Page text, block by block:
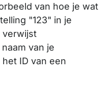
van hoe je wat
"123" in je
verwijst
van je
ID van een